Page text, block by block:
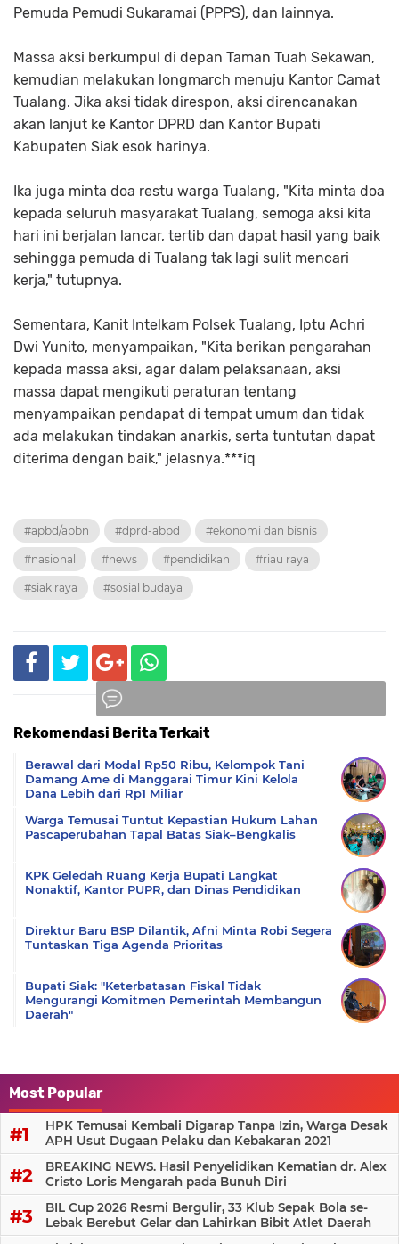
Pemuda Pemudi Sukaramai (PPPS), dan lainnya.
Massa aksi berkumpul di depan Taman Tuah Sekawan,
kemudian melakukan longmarch menuju Kantor Camat
Tualang. Jika aksi tidak direspon, aksi direncanakan
akan lanjut ke Kantor DPRD dan Kantor Bupati
Kabupaten Siak esok harinya.
Ika juga minta doa restu warga Tualang, "Kita minta doa
kepada seluruh masyarakat Tualang, semoga aksi kita
hari ini berjalan lancar, tertib dan dapat hasil yang baik
sehingga pemuda di Tualang tak lagi sulit mencari
kerja," tutupnya.
Sementara, Kanit Intelkam Polsek Tualang, Iptu Achri
Dwi Yunito, menyampaikan, "Kita berikan pengarahan
kepada massa aksi, agar dalam pelaksanaan, aksi
massa dapat mengikuti peraturan tentang
menyampaikan pendapat di tempat umum dan tidak
ada melakukan tindakan anarkis, serta tuntutan dapat
diterima dengan baik," jelasnya.***iq
#apbd/apbn #dprd-abpd #ekonomi dan bisnis
#nasional #news #pendidikan #riau raya
#siak raya #sosial budaya
Rekomendasi Berita Terkait
Berawal dari Modal Rp50 Ribu, Kelompok Tani
Damang Ame di Manggarai Timur Kini Kelola
Dana Lebih dari Rp1 Miliar
Warga Temusai Tuntut Kepastian Hukum Lahan
Pascaperubahan Tapal Batas Siak–Bengkalis
KPK Geledah Ruang Kerja Bupati Langkat
Nonaktif, Kantor PUPR, dan Dinas Pendidikan
Direktur Baru BSP Dilantik, Afni Minta Robi Segera
Tuntaskan Tiga Agenda Prioritas
Bupati Siak: "Keterbatasan Fiskal Tidak
Mengurangi Komitmen Pemerintah Membangun
Daerah"
Most Popular
HPK Temusai Kembali Digarap Tanpa Izin, Warga Desak
APH Usut Dugaan Pelaku dan Kebakaran 2021
BREAKING NEWS. Hasil Penyelidikan Kematian dr. Alex
Cristo Loris Mengarah pada Bunuh Diri
BIL Cup 2026 Resmi Bergulir, 33 Klub Sepak Bola se-
Lebak Berebut Gelar dan Lahirkan Bibit Atlet Daerah